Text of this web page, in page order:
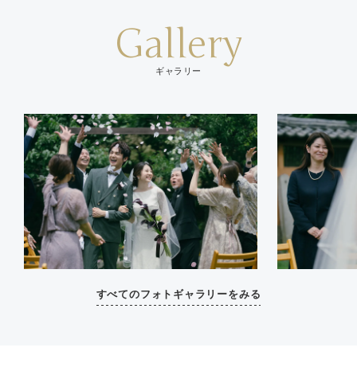
Gallery
ギャラリー
すべてのフォトギャラリーをみる